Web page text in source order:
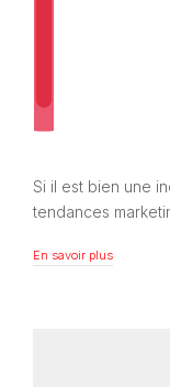
Si il est bien une
tendances
En savoir plus